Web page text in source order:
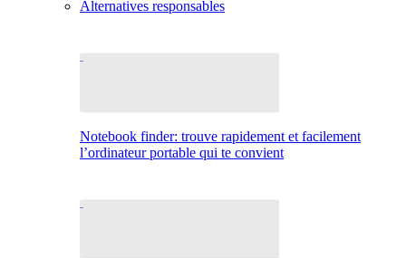
Alternatives responsables
Notebook finder: trouve rapidement et facilement
l’ordinateur portable qui te convient